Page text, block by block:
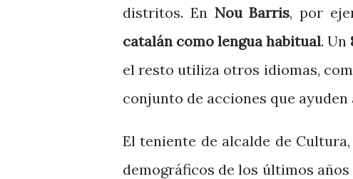
distritos. En Nou Barris, por
catalán como lengua habitual. Un
el resto utiliza otros idiomas,
conjunto de acciones que
El teniente de alcalde de
demográficos de los últimos